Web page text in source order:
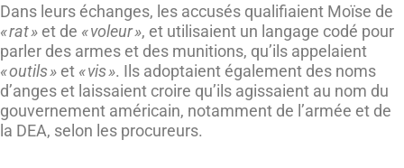
Dans leurs échanges, les accusés qualifiaient Moïse de
« rat » et de « voleur », et utilisaient un langage codé pour
parler des armes et des munitions, qu’ils appelaient
« outils » et « vis ». Ils adoptaient également des noms
d’anges et laissaient croire qu’ils agissaient au nom du
gouvernement américain, notamment de l’armée et de
la DEA, selon les procureurs.